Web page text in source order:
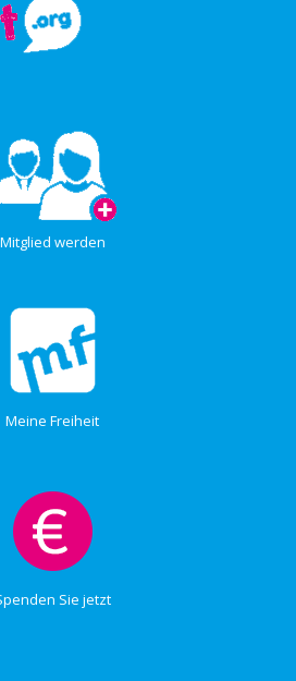
Mitglied werden
Meine Freiheit
Sie jetzt